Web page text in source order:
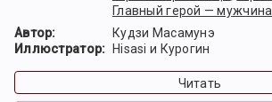
Главный герой — мужчина
Автор:
Кудзи Масамунэ
Иллюстратор:
Hisasi и Курогин
Читать